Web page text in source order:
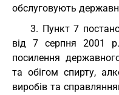
обслуговують
3. Пункт 7
від 7 серпня 2001
посилення
та обігом спирту,
виробів та